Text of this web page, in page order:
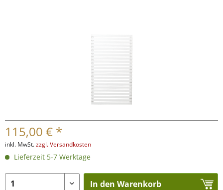
115,00 € *
inkl. MwSt.zzgl. Versandkosten
Lieferzeit 5-7 Werktage
In den Warenkorb